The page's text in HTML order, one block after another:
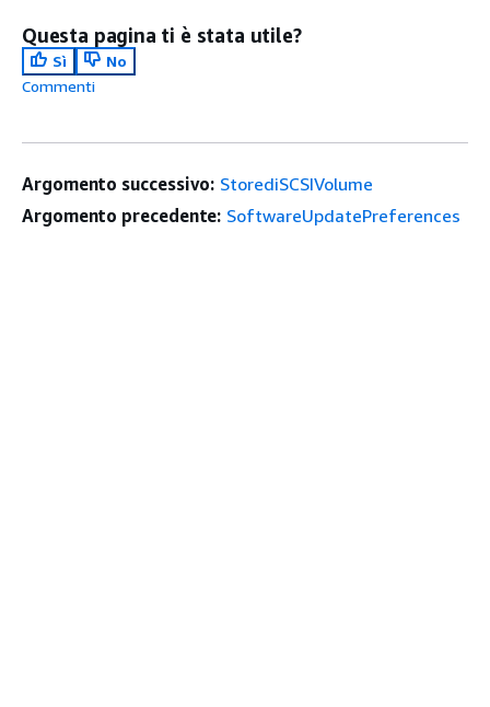
Questa pagina ti è stata utile?
Sì
No
Commenti
Argomento successivo: StorediSCSIVolume
Argomento precedente: SoftwareUpdatePreferences